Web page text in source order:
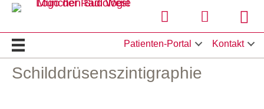
Patienten-Portal Kontakt
Schilddrüsenszintigraphie